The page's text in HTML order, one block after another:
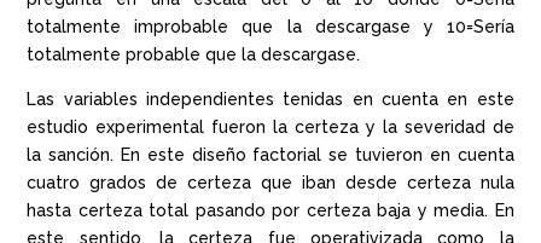
totalmente improbable que la descargase y 10=Sería
totalmente probable que la descargase.
Las variables independientes tenidas en cuenta en este
estudio experimental fueron la certeza y la severidad de
la sanción. En este diseño factorial se tuvieron en cuenta
cuatro grados de certeza que iban desde certeza nula
hasta certeza total pasando por certeza baja y media. En
este sentido, la certeza fue operativizada como la